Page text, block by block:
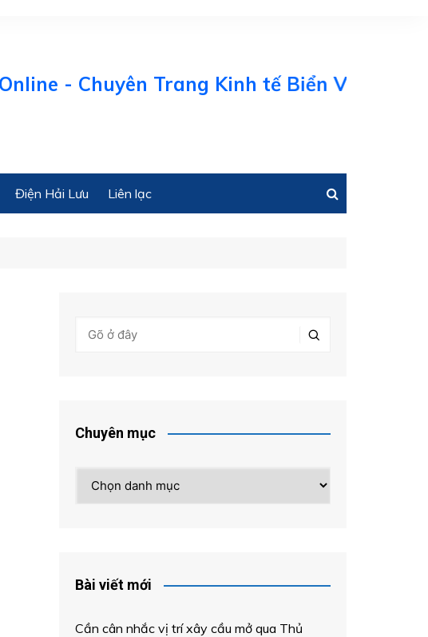
- Chuyên Trang Kinh tế Biển Việt Nam
Điện Hải Lưu Liên lạc
Chuyên mục
mục
Bài viết mới
Cần cân nhắc vị trí xây cầu mở qua Thủ